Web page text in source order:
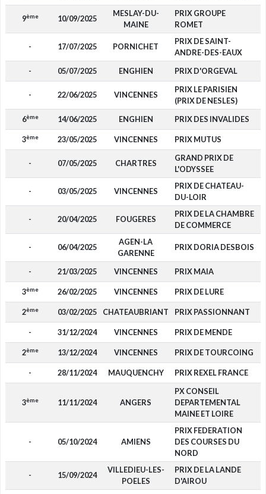
9ème 10/09/2025
MESLAY-DU-
MAINE
PRIX GROUPE
ROMET
- 17/07/2025 PORNICHET
PRIX DE SAINT-
ANDRE-DES-EAUX
-
05/07/2025 ENGHIEN PRIX D'ORGEVAL
- 22/06/2025 VINCENNES
PRIX LE PARISIEN
(PRIX DE NESLES)
6ème 14/06/2025 ENGHIEN PRIX DES INVALIDES
3ème 23/05/2025 VINCENNES PRIX MUTUS
- 07/05/2025 CHARTRES
GRAND PRIX DE
L'ODYSSEE
- 03/05/2025 VINCENNES
PRIX DE CHATEAU-
DU-LOIR
- 20/04/2025 FOUGERES
PRIX DE LA CHAMBRE
DE COMMERCE
- 06/04/2025
AGEN-LA
GARENNE
PRIX DORIA DESBOIS
- 21/03/2025 VINCENNES PRIX MAIA
3ème 26/02/2025 VINCENNES PRIX DE LURE
2ème 03/02/2025 CHATEAUBRIANT PRIX PASSIONNANT
- 31/12/2024 VINCENNES PRIX DE MENDE
2ème 13/12/2024 VINCENNES PRIX DE TOURCOING
- 28/11/2024 MAUQUENCHY PRIX REXEL FRANCE
3ème 11/11/2024 ANGERS
PX CONSEIL
DEPARTEMENTAL
MAINE ET LOIRE
- 05/10/2024 AMIENS
PRIX FEDERATION
DES COURSES DU
NORD
- 15/09/2024
VILLEDIEU-LES-
POELES
PRIX DE LA LANDE
D'AIROU